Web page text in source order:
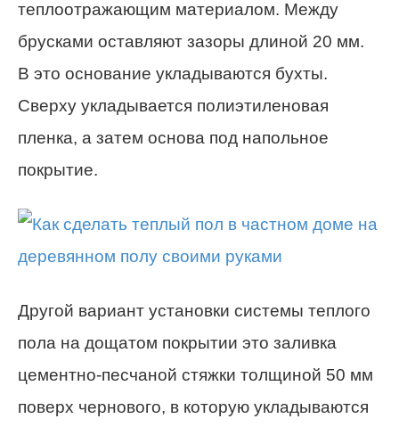
теплоотражающим материалом. Между
брусками оставляют зазоры длиной 20 мм.
В это основание укладываются бухты.
Сверху укладывается полиэтиленовая
пленка, а затем основа под напольное
покрытие.
Другой вариант установки системы теплого
пола на дощатом покрытии это заливка
цементно-песчаной стяжки толщиной 50 мм
поверх чернового, в которую укладываются